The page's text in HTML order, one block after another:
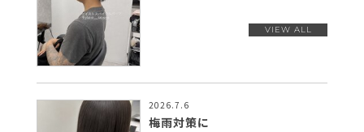
2026.7.6
梅雨対策に